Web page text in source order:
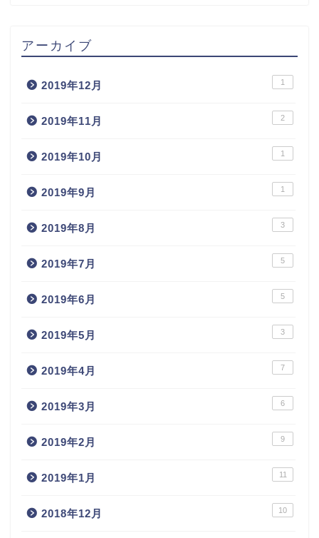
アーカイブ
2019年12月 1
2019年11月 2
2019年10月 1
2019年9月 1
2019年8月 3
2019年7月 5
2019年6月 5
2019年5月 3
2019年4月 7
2019年3月 6
2019年2月 9
2019年1月 11
2018年12月 10